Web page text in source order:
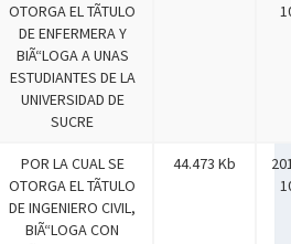
OTORGA EL TÃTULO
DE ENFERMERA Y
BIÃ“LOGA A UNAS
ESTUDIANTES DE LA
UNIVERSIDAD DE
SUCRE
POR LA CUAL SE
OTORGA EL TÃTULO
DE INGENIERO CIVIL,
BIÃ“LOGA CON
44.473 Kb